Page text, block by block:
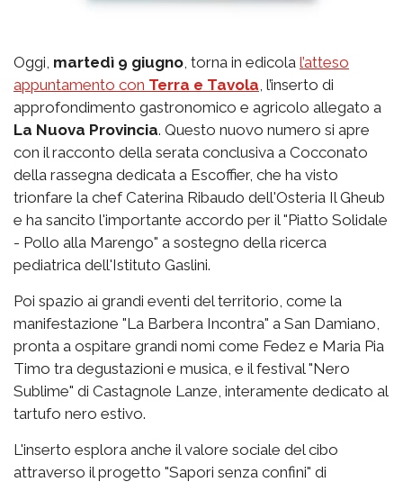
Oggi, martedì 9 giugno , torna in edicola l’atteso
appuntamento con Terra e Tavola , l’inserto di
approfondimento gastronomico e agricolo allegato a
La Nuova Provincia. Questo nuovo numero si apre
con il racconto della serata conclusiva a Cocconato
della rassegna dedicata a Escoffier, che ha visto
trionfare la chef Caterina Ribaudo dell'Osteria Il Gheub
e ha sancito l'importante accordo per il "Piatto Solidale
- Pollo alla Marengo" a sostegno della ricerca
pediatrica dell'Istituto Gaslini.
Poi spazio ai grandi eventi del territorio, come la
manifestazione "La Barbera Incontra" a San Damiano,
pronta a ospitare grandi nomi come Fedez e Maria Pia
Timo tra degustazioni e musica, e il festival "Nero
Sublime" di Castagnole Lanze, interamente dedicato al
tartufo nero estivo.
L'inserto esplora anche il valore sociale del cibo
attraverso il progetto "Sapori senza confini" di